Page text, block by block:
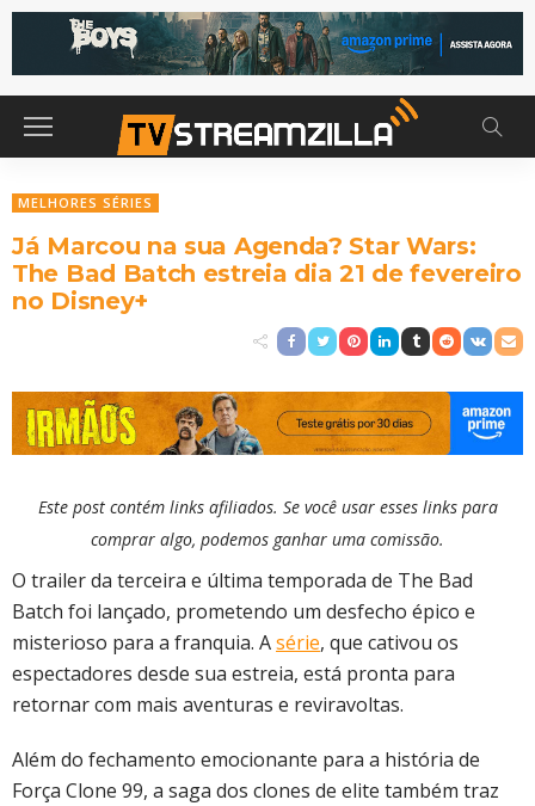
MELHORES SÉRIES
Já Marcou na sua Agenda? Star Wars:
The Bad Batch estreia dia 21 de fevereiro
no Disney+
Este post contém links afiliados. Se você usar esses links para
comprar algo, podemos ganhar uma comissão.
O trailer da terceira e última temporada de The Bad
Batch foi lançado, prometendo um desfecho épico e
misterioso para a franquia. Asérie, que cativou os
espectadores desde sua estreia, está pronta para
retornar com mais aventuras e reviravoltas.
Além do fechamento emocionante para a história de
Força Clone 99, a saga dos clones de elite também traz